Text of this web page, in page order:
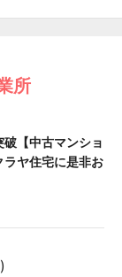
所
【中古マンショ
ラヤ住宅に是非お